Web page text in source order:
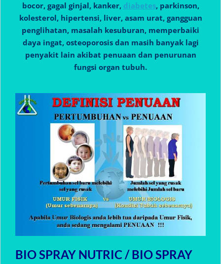
bocor, gagal ginjal, kanker, diabetes, parkinson,
kolesterol, hipertensi, liver, asam urat, gangguan
penglihatan, masalah kesuburan, memperbaiki
daya ingat, osteoporosis dan masih banyak lagi
penyakit lain akibat penuaan dan penurunan
fungsi organ tubuh.
BIO SPRAY NUTRIC / BIO SPRAY